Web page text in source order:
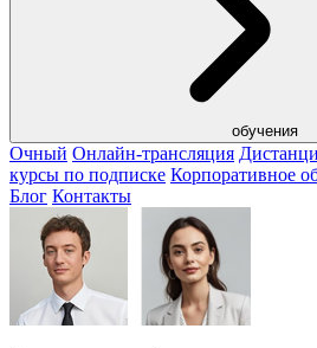
обучения
Очный Онлайн-трансляция
курсы по подписке Корпоративное
Блог Контакты